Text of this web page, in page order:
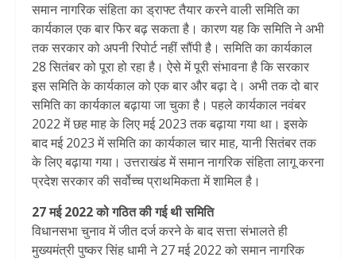
समान नागरिक संहिता का ड्राफ्ट तैयार करने वाली समिति का
कार्यकाल एक बार फिर बढ़ सकता है। कारण यह कि समिति ने अभी
तक सरकार को अपनी रिपोर्ट नहीं सौंपी है। समिति का कार्यकाल
28 सितंबर को पूरा हो रहा है। ऐसे में पूरी संभावना है कि सरकार
इस समिति के कार्यकाल को एक बार और बढ़ा दे। अभी तक दो बार
समिति का कार्यकाल बढ़ाया जा चुका है। पहले कार्यकाल नवंबर
2022 में छह माह के लिए मई 2023 तक बढ़ाया गया था। इसके
बाद मई 2023 में समिति का कार्यकाल चार माह, यानी सितंबर तक
के लिए बढ़ाया गया। उत्तराखंड में समान नागरिक संहिता लागू करना
प्रदेश सरकार की सर्वोच्च प्राथमिकता में शामिल है।
27 मई 2022 को गठित की गई थी समिति
विधानसभा चुनाव में जीत दर्ज करने के बाद सत्ता संभालते ही
मुख्यमंत्री पुष्कर सिंह धामी ने 27 मई 2022 को समान नागरिक